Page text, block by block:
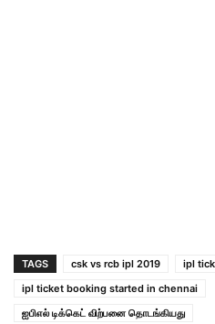
TAGS csk vs rcb ipl 2019
ipl
ipl ticket booking started in chennai
ஐ‌பி‌எல் டிக்கெட் விற்பனை தொடங்கியது